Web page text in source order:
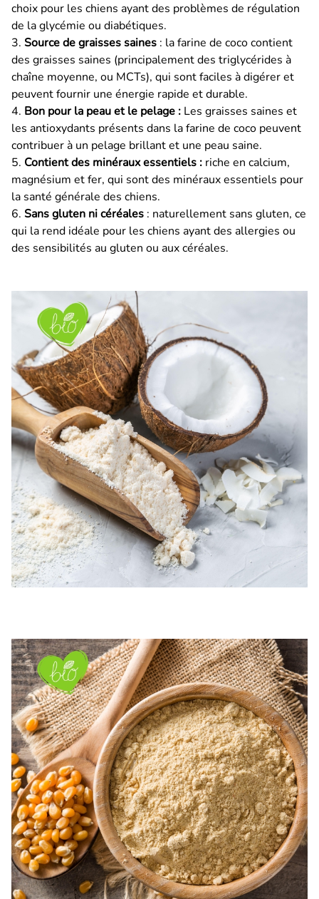
choix pour les chiens ayant des problèmes de régulation
de la glycémie ou diabétiques.
3. Source de graisses saines : la farine de coco contient
des graisses saines (principalement des triglycérides à
chaîne moyenne, ou MCTs), qui sont faciles à digérer et
peuvent fournir une énergie rapide et durable.
4. Bon pour la peau et le pelage : Les graisses saines et
les antioxydants présents dans la farine de coco peuvent
contribuer à un pelage brillant et une peau saine.
5. Contient des minéraux essentiels : riche en calcium,
magnésium et fer, qui sont des minéraux essentiels pour
la santé générale des chiens.
6. Sans gluten ni céréales : naturellement sans gluten, ce
qui la rend idéale pour les chiens ayant des allergies ou
des sensibilités au gluten ou aux céréales.